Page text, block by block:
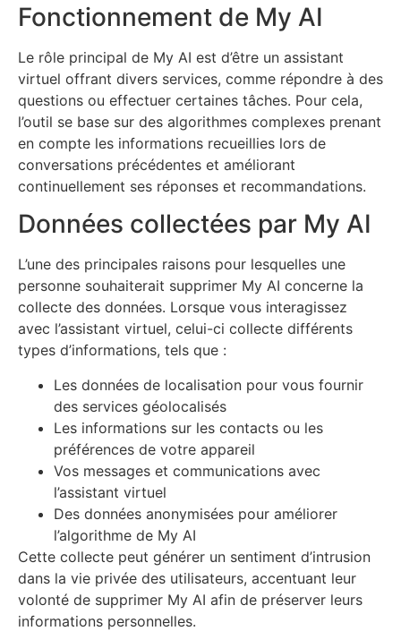
Fonctionnement de My AI
Le rôle principal de My AI est d’être un assistant
virtuel offrant divers services, comme répondre à des
questions ou effectuer certaines tâches. Pour cela,
l’outil se base sur des algorithmes complexes prenant
en compte les informations recueillies lors de
conversations précédentes et améliorant
continuellement ses réponses et recommandations.
Données collectées par My AI
L’une des principales raisons pour lesquelles une
personne souhaiterait supprimer My AI concerne la
collecte des données. Lorsque vous interagissez
avec l’assistant virtuel, celui-ci collecte différents
types d’informations, tels que :
Les données de localisation pour vous fournir
des services géolocalisés
Les informations sur les contacts ou les
préférences de votre appareil
Vos messages et communications avec
l’assistant virtuel
Des données anonymisées pour améliorer
l’algorithme de My AI
Cette collecte peut générer un sentiment d’intrusion
dans la vie privée des utilisateurs, accentuant leur
volonté de supprimer My AI afin de préserver leurs
informations personnelles.